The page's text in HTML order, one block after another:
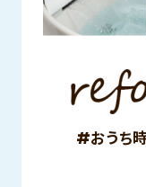
#おうち